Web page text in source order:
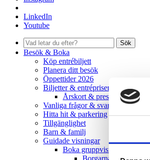
LinkedIn
Youtube
Sök
Besök & Boka
Köp entrébiljett
Planera ditt besök
Öppettider 2026
Biljetter & entrépriser
Årskort & presentkort
Vanliga frågor & svar
Hitta hit & parkering
Tillgänglighet
Barn & familj
Guidade visningar
Boka gruppvisning
Borgarnas ö